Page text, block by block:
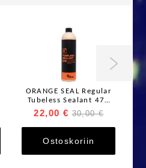
ORANGE SEAL Regular
Tubeless Sealant 473
ml
22,00 € 30,00 €
Ostoskoriin
